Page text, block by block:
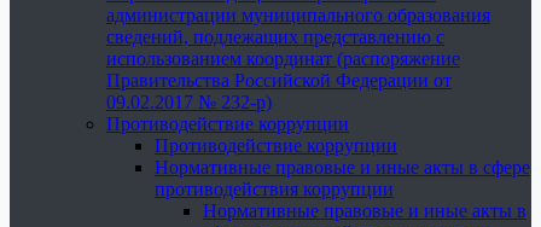
администрации муниципального образования
сведений, подлежащих представлению с
использованием координат (распоряжение
Правительства Российской Федерации от
09.02.2017 № 232-р)
Противодействие коррупции
Противодействие коррупции
Нормативные правовые и иные акты в сфере
противодействия коррупции
Нормативные правовые и иные акты в